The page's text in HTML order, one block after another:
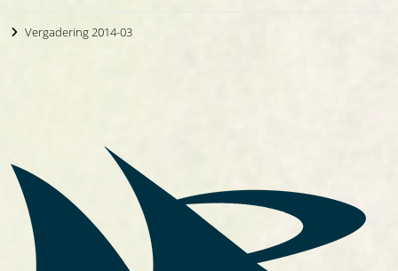
Vergadering 2014-03